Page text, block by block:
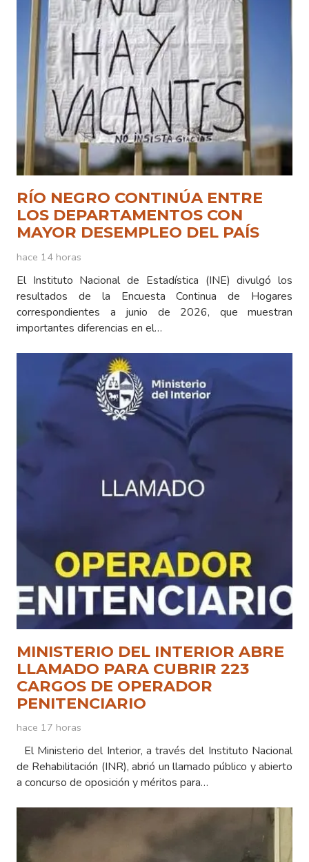
RÍO NEGRO CONTINÚA ENTRE
LOS DEPARTAMENTOS CON
MAYOR DESEMPLEO DEL PAÍS
hace 14 horas
El Instituto Nacional de Estadística (INE) divulgó los
resultados de la Encuesta Continua de Hogares
correspondientes a junio de 2026, que muestran
importantes diferencias en el…
MINISTERIO DEL INTERIOR ABRE
LLAMADO PARA CUBRIR 223
CARGOS DE OPERADOR
PENITENCIARIO
hace 17 horas
El Ministerio del Interior, a través del Instituto Nacional
de Rehabilitación (INR), abrió un llamado público y abierto
a concurso de oposición y méritos para…